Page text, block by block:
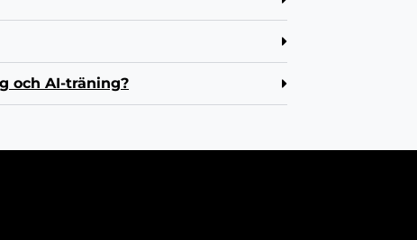
och AI-träning?